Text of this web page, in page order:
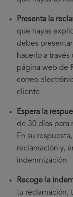
Presenta la
que hayas
debes
hacerlo a
página web de
correo
cliente.
Espera la
de 30 días para
En su
reclamación y,
indemnización.
Recoge la
tu reclamación,